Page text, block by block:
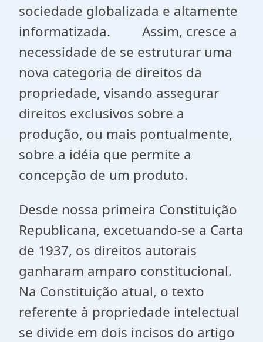
sociedade globalizada e altamente
informatizada. Assim, cresce a
necessidade de se estruturar uma
nova categoria de direitos da
propriedade, visando assegurar
direitos exclusivos sobre a
produção, ou mais pontualmente,
sobre a idéia que permite a
concepção de um produto.
Desde nossa primeira Constituição
Republicana, excetuando-se a Carta
de 1937, os direitos autorais
ganharam amparo constitucional.
Na Constituição atual, o texto
referente à propriedade intelectual
se divide em dois incisos do artigo